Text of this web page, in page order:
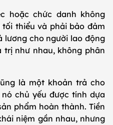
hoặc chức danh không
thiểu và phải bảo đảm
lương cho người lao động
trị như nhau, không phân
là một khoản trả cho
chủ yếu được tính dựa
phẩm hoàn thành. Tiền
niệm gần nhau, nhưng